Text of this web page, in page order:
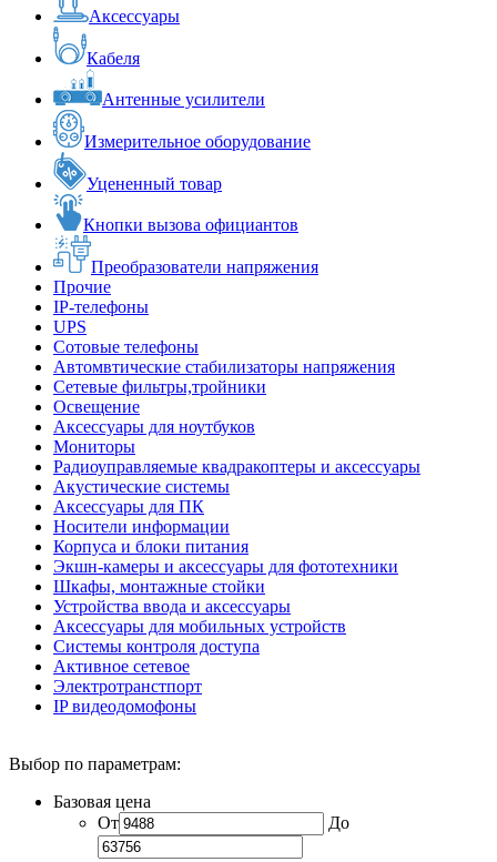
Аксессуары
Кабеля
Антенные усилители
Измерительное оборудование
Уцененный товар
Кнопки вызова официантов
Преобразователи напряжения
Прочие
IP-телефоны
UPS
Сотовые телефоны
Автомвтические стабилизаторы напряжения
Сетевые фильтры,тройники
Освещение
Аксессуары для ноутбуков
Мониторы
Радиоуправляемые квадракоптеры и аксессуары
Акустические системы
Аксессуары для ПК
Носители информации
Корпуса и блоки питания
Экшн-камеры и аксессуары для фототехники
Шкафы, монтажные стойки
Устройства ввода и аксессуары
Аксессуары для мобильных устройств
Системы контроля доступа
Активное сетевое
Электротранстпорт
IP видеодомофоны
Выбор по параметрам:
Базовая цена
От
До